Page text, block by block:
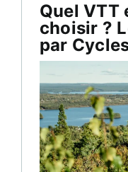
Quel VTT
choisir ?
par